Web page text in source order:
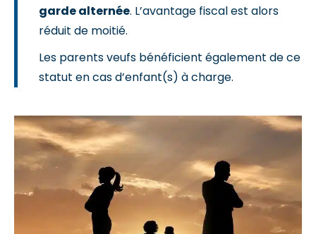
garde alternée. L’avantage fiscal est alors
réduit de moitié.
Les parents veufs bénéficient également de ce
statut en cas d’enfant(s) à charge.